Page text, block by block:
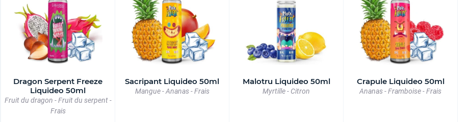
Dragon Serpent Freeze
Liquideo 50ml
Fruit du dragon - Fruit du serpent -
Frais
Sacripant Liquideo 50ml
Mangue - Ananas - Frais
Malotru Liquideo 50ml
Myrtille - Citron
Crapule Liquideo 50ml
Ananas - Framboise - Frais